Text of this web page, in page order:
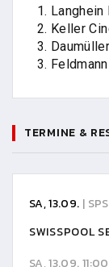
1.
2. Keller
3.
3.
TERMINE &
SA, 13.09. |
SWISSPOOL
SA, 13.09. 11:00